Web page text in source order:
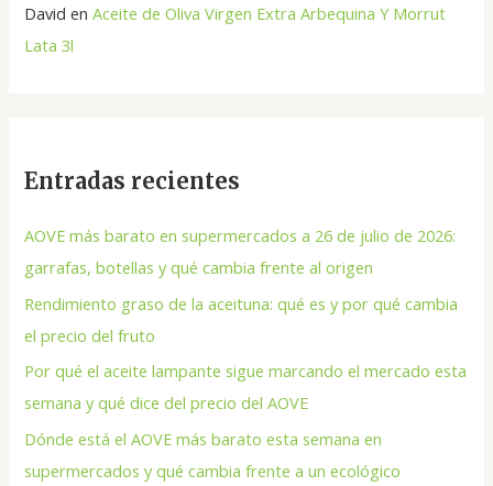
David enAceite de Oliva Virgen Extra Arbequina Y Morrut
Lata 3l
Entradas recientes
AOVE más barato en supermercados a 26 de julio de 2026:
garrafas, botellas y qué cambia frente al origen
Rendimiento graso de la aceituna: qué es y por qué cambia
el precio del fruto
Por qué el aceite lampante sigue marcando el mercado esta
semana y qué dice del precio del AOVE
Dónde está el AOVE más barato esta semana en
supermercados y qué cambia frente a un ecológico